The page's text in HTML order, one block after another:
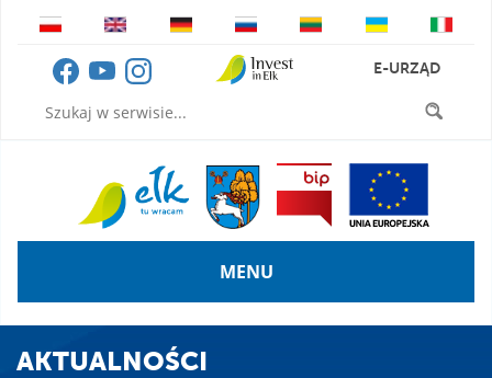
E-URZĄD
MENU
AKTUALNOŚCI